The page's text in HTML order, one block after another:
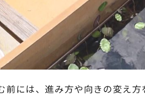
には、進み方や向きの変え方